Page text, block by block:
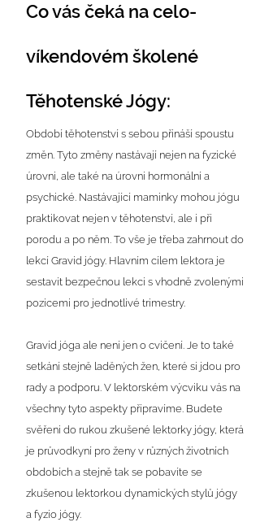
Co vás čeká na celo-
víkendovém školené
Těhotenské Jógy:
Období těhotenství s sebou přináší spoustu
změn. Tyto změny nastávají nejen na fyzické
úrovni, ale také na úrovni hormonální a
psychické. Nastávající maminky mohou jógu
praktikovat nejen v těhotenství, ale i při
porodu a po něm. To vše je třeba zahrnout do
lekcí Gravid jógy. Hlavním cílem lektora je
sestavit bezpečnou lekci s vhodně zvolenými
pozicemi pro jednotlivé trimestry.
Gravid jóga ale není jen o cvičení. Je to také
setkání stejně laděných žen, které si jdou pro
rady a podporu. V lektorském výcviku vás na
všechny tyto aspekty připravíme. Budete
svěřeni do rukou zkušené lektorky jógy, která
je průvodkyní pro ženy v různých životních
obdobích a stejně tak se pobavíte se
zkušenou lektorkou dynamických stylů jógy
a fyzio jógy.